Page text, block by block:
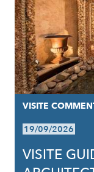
VISITE
19/09/2026
VISITE